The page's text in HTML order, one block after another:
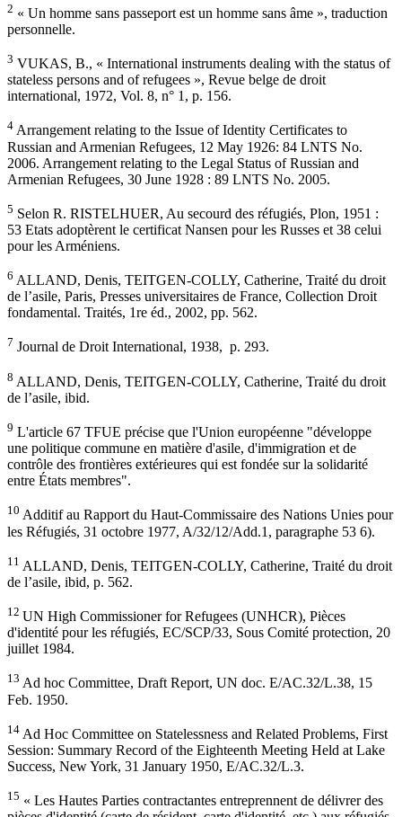
2 « Un homme sans passeport est un homme sans âme », traduction
personnelle.
3 VUKAS, B., « International instruments dealing with the status of
stateless persons and of refugees », Revue belge de droit
international, 1972, Vol. 8, n° 1, p. 156.
4 Arrangement relating to the Issue of Identity Certificates to
Russian and Armenian Refugees, 12 May 1926: 84 LNTS No.
2006. Arrangement relating to the Legal Status of Russian and
Armenian Refugees, 30 June 1928 : 89 LNTS No. 2005.
5 Selon R. RISTELHUER, Au secourd des réfugiés, Plon, 1951 :
53 Etats adoptèrent le certificat Nansen pour les Russes et 38 celui
pour les Arméniens.
6 ALLAND, Denis, TEITGEN-COLLY, Catherine, Traité du droit
de l’asile, Paris, Presses universitaires de France, Collection Droit
fondamental. Traités, 1re éd., 2002, pp. 562.
7 Journal de Droit International, 1938, p. 293.
8 ALLAND, Denis, TEITGEN-COLLY, Catherine, Traité du droit
de l’asile, ibid.
9 L'article 67 TFUE précise que l'Union européenne "développe
une politique commune en matière d'asile, d'immigration et de
contrôle des frontières extérieures qui est fondée sur la solidarité
entre États membres".
10 Additif au Rapport du Haut-Commissaire des Nations Unies pour
les Réfugiés, 31 octobre 1977, A/32/12/Add.1, paragraphe 53 6).
11 ALLAND, Denis, TEITGEN-COLLY, Catherine, Traité du droit
de l’asile, ibid, p. 562.
12 UN High Commissioner for Refugees (UNHCR), Pièces
d'identité pour les réfugiés, EC/SCP/33, Sous Comité protection, 20
juillet 1984.
13 Ad hoc Committee, Draft Report, UN doc. E/AC.32/L.38, 15
Feb. 1950.
14 Ad Hoc Committee on Statelessness and Related Problems, First
Session: Summary Record of the Eighteenth Meeting Held at Lake
Success, New York, 31 January 1950, E/AC.32/L.3.
15 « Les Hautes Parties contractantes entreprennent de délivrer des